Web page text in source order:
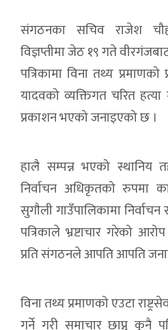
संगठनका सचिव राजेश
विज्ञप्तीमा जेठ १९ गते
पत्रिकामा विना तथ्य
यादवको व्यक्तिगत चरित हत्या
प्रकाशन भएको जनाइएको छ ।
हालै सम्पन्न भएको स्थानिय
निर्वाचन अधिकृतको रुपमा
सुगाैली गाउँपालिकामा
पत्रिकाले भ्रष्टाचार गरेको
प्रति संगठनले आपति आपति
विना तथ्य प्रमाणको एउटा
गर्ने गरी समाचार छाप्नु कुनै